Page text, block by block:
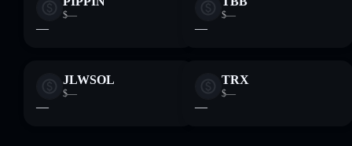
$—
—
$—
—
JLWSOL
$—
—
TRX
$—
—